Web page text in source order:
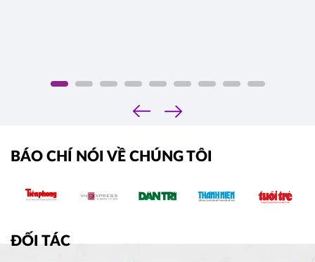
‹
›
BÁO CHÍ NÓI VỀ CHÚNG TÔI
ĐỐI TÁC